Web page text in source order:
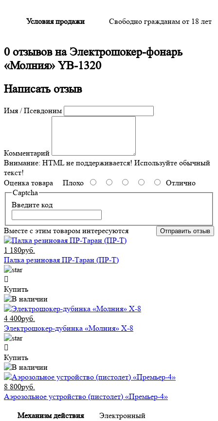
Условия продажи Свободно гражданам от 18 лет
0 отзывов наЭлектрошокер-фонарь
«Молния» YB-1320
Написать отзыв
Имя / Псевдоним
Комментарий
Внимание: HTML не поддерживается! Используйте обычный
текст!
Оценка товара Плохо
Отлично
Captcha
Введите код
Отправить отзыв
Вместе с этим товаром интересуются
1 180руб.
Палка резиновая ПР-Таран (ПР-Т)
Купить
4 400руб.
Электрошокер-дубинка «Молния» Х-8
Купить
8 800руб.
Аэрозольное устройство (пистолет) «Премьер-4»
Механизм действия Электронный